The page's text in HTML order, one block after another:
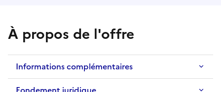
À propos de l'offre
Informations complémentaires